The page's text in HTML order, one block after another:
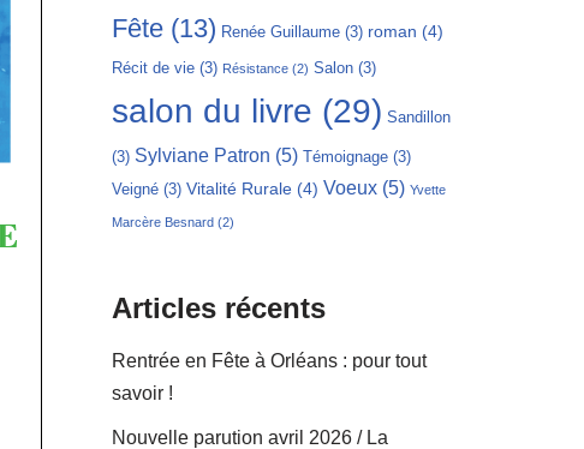
Fête (13) Renée Guillaume (3) roman (4)
Récit de vie (3) Résistance (2) Salon (3)
salon du livre (29) Sandillon
(3) Sylviane Patron (5) Témoignage (3)
Veigné (3) Vitalité Rurale (4) Voeux (5) Yvette
Marcère Besnard (2)
Articles récents
Rentrée en Fête à Orléans : pour tout
savoir !
Nouvelle parution avril 2026 / La